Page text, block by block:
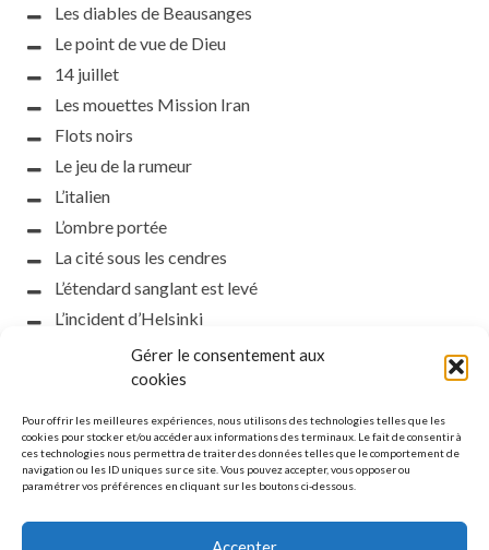
Gérer le consentement aux
cookies
Pour offrir les meilleures expériences, nous utilisons des technologies telles que les
cookies pour stocker et/ou accéder aux informations des terminaux. Le fait de consentir à
ces technologies nous permettra de traiter des données telles que le comportement de
navigation ou les ID uniques sur ce site. Vous pouvez accepter, vous opposer ou
paramétrer vos préférences en cliquant sur les boutons ci-dessous.
Les diables de Beausanges
Le point de vue de Dieu
14 juillet
Les mouettes Mission Iran
Flots noirs
Le jeu de la rumeur
L’italien
L’ombre portée
La cité sous les cendres
L’étendard sanglant est levé
L’incident d’Helsinki
la petite fasciste
Toutes les nuances de la nuit
Que s’obscurcissent le soleil et la lumière
Le silence